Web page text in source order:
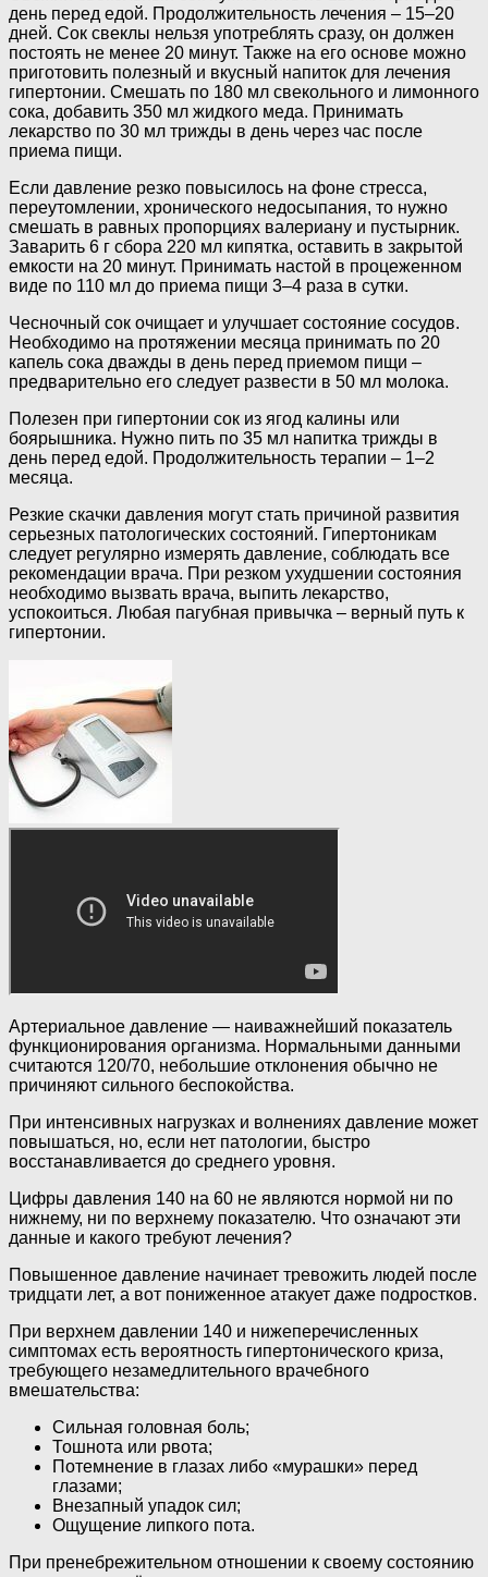
день перед едой. Продолжительность лечения – 15–20
дней. Сок свеклы нельзя употреблять сразу, он должен
постоять не менее 20 минут. Также на его основе можно
приготовить полезный и вкусный напиток для лечения
гипертонии. Смешать по 180 мл свекольного и лимонного
сока, добавить 350 мл жидкого меда. Принимать
лекарство по 30 мл трижды в день через час после
приема пищи.
Если давление резко повысилось на фоне стресса,
переутомлении, хронического недосыпания, то нужно
смешать в равных пропорциях валериану и пустырник.
Заварить 6 г сбора 220 мл кипятка, оставить в закрытой
емкости на 20 минут. Принимать настой в процеженном
виде по 110 мл до приема пищи 3–4 раза в сутки.
Чесночный сок очищает и улучшает состояние сосудов.
Необходимо на протяжении месяца принимать по 20
капель сока дважды в день перед приемом пищи –
предварительно его следует развести в 50 мл молока.
Полезен при гипертонии сок из ягод калины или
боярышника. Нужно пить по 35 мл напитка трижды в
день перед едой. Продолжительность терапии – 1–2
месяца.
Резкие скачки давления могут стать причиной развития
серьезных патологических состояний. Гипертоникам
следует регулярно измерять давление, соблюдать все
рекомендации врача. При резком ухудшении состояния
необходимо вызвать врача, выпить лекарство,
успокоиться. Любая пагубная привычка – верный путь к
гипертонии.
Артериальное давление — наиважнейший показатель
функционирования организма. Нормальными данными
считаются 120/70, небольшие отклонения обычно не
причиняют сильного беспокойства.
При интенсивных нагрузках и волнениях давление может
повышаться, но, если нет патологии, быстро
восстанавливается до среднего уровня.
Цифры давления 140 на 60 не являются нормой ни по
нижнему, ни по верхнему показателю. Что означают эти
данные и какого требуют лечения?
Повышенное давление начинает тревожить людей после
тридцати лет, а вот пониженное атакует даже подростков.
При верхнем давлении 140 и нижеперечисленных
симптомах есть вероятность гипертонического криза,
требующего незамедлительного врачебного
вмешательства:
Сильная головная боль;
Тошнота или рвота;
Потемнение в глазах либо «мурашки» перед
глазами;
Внезапный упадок сил;
Ощущение липкого пота.
При пренебрежительном отношении к своему состоянию